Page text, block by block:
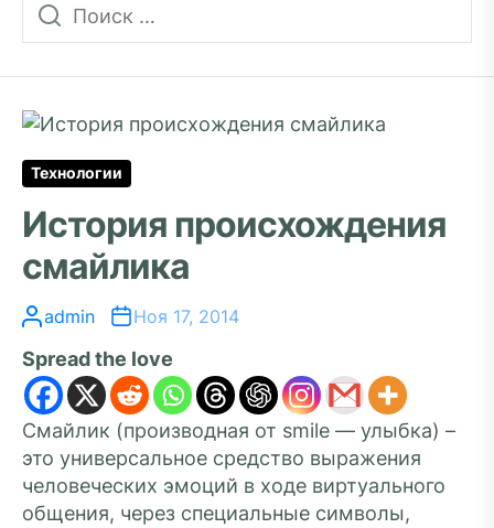
Технологии
История происхождения
смайлика
admin Ноя 17, 2014
Spread the love
Смайлик (производная от smile — улыбка) –
это универсальное средство выражения
человеческих эмоций в ходе виртуального
общения, через специальные символы,